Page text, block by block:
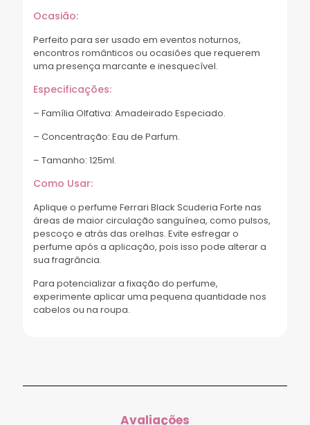
Ocasião:
Perfeito para ser usado em eventos noturnos,
encontros românticos ou ocasiões que requerem
uma presença marcante e inesquecível.
Especificações:
– Família Olfativa: Amadeirado Especiado.
– Concentração: Eau de Parfum.
– Tamanho: 125ml.
Como Usar:
Aplique o perfume Ferrari Black Scuderia Forte nas
áreas de maior circulação sanguínea, como pulsos,
pescoço e atrás das orelhas. Evite esfregar o
perfume após a aplicação, pois isso pode alterar a
sua fragrância.
Para potencializar a fixação do perfume,
experimente aplicar uma pequena quantidade nos
cabelos ou na roupa.
Avaliações